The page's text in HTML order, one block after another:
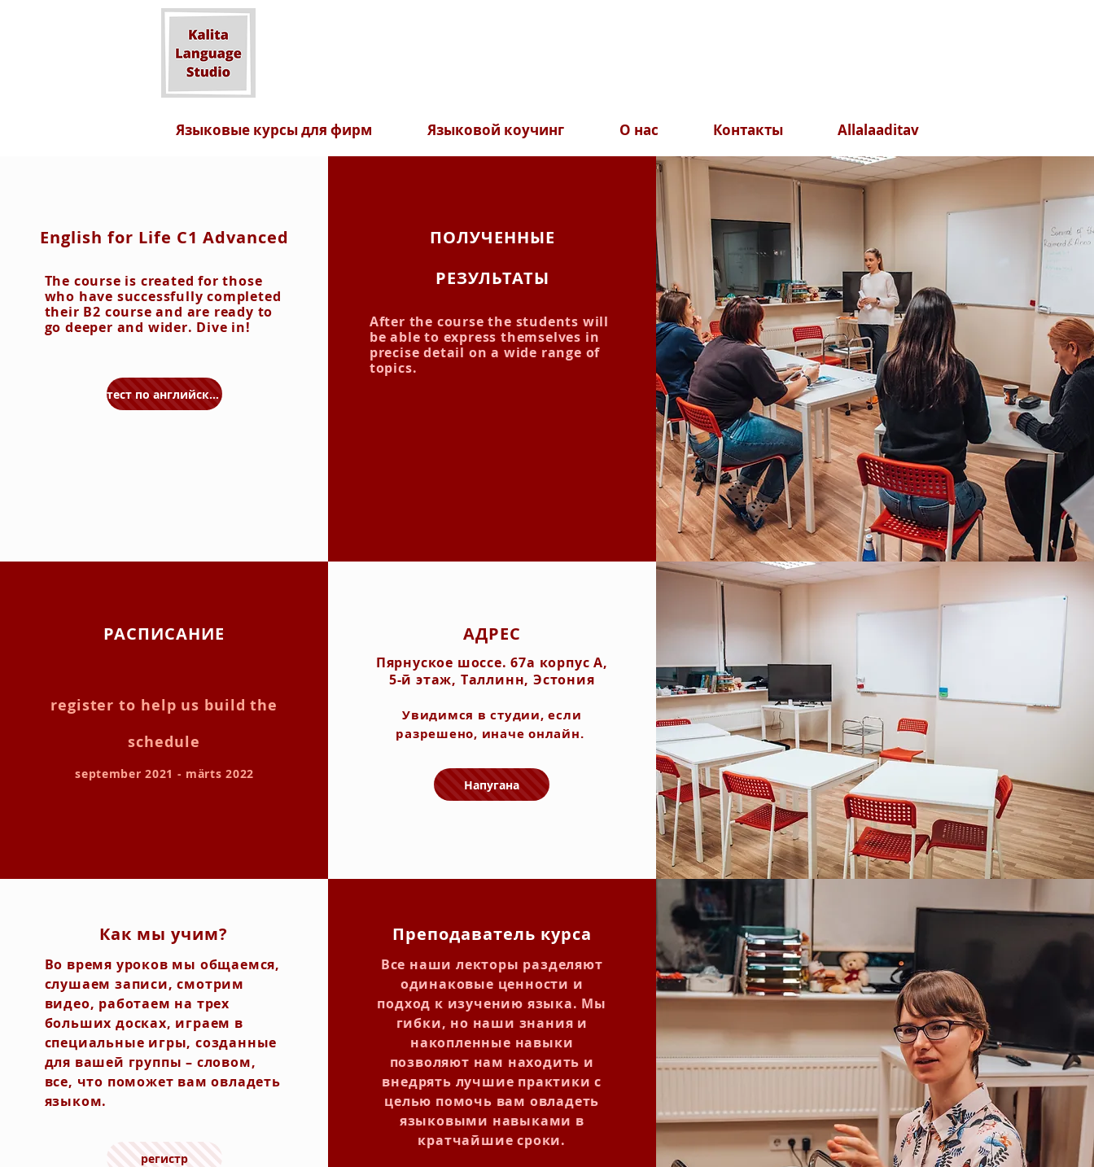
Языковые курсы для фирм Языковой коучинг О нас Контакты Allalaaditav
English for Life C1 Advanced
The course is created for those
who have successfully completed
their B2 course and are ready to
go deeper and wider. Dive in!
тест по английскому языку
ПОЛУЧЕННЫЕ
РЕЗУЛЬТАТЫ
After the course the students will
be able to express themselves in
precise detail on a wide range of
topics.
РАСПИСАНИЕ
register to help us build the
schedule
september 2021 - märts 2022
АДРЕС
Пярнуское шоссе. 67а корпус А,
5-й этаж, Таллинн, Эстония
Увидимся в студии, если
разрешено, иначе онлайн.
Напугана
Как мы учим?
Во время уроков мы общаемся,
слушаем записи, смотрим
видео, работаем на трех
больших досках, играем в
специальные игры, созданные
для вашей группы – словом,
все, что поможет вам овладеть
языком.
регистр
Преподаватель курса
Все наши лекторы разделяют
одинаковые ценности и
подход к изучению языка. Мы
гибки, но наши знания и
накопленные навыки
позволяют нам находить и
внедрять лучшие практики с
целью помочь вам овладеть
языковыми навыками в
кратчайшие сроки.